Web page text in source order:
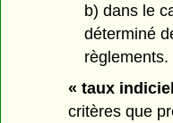
b) dans le
déterminé
règlements.
« taux
critères que